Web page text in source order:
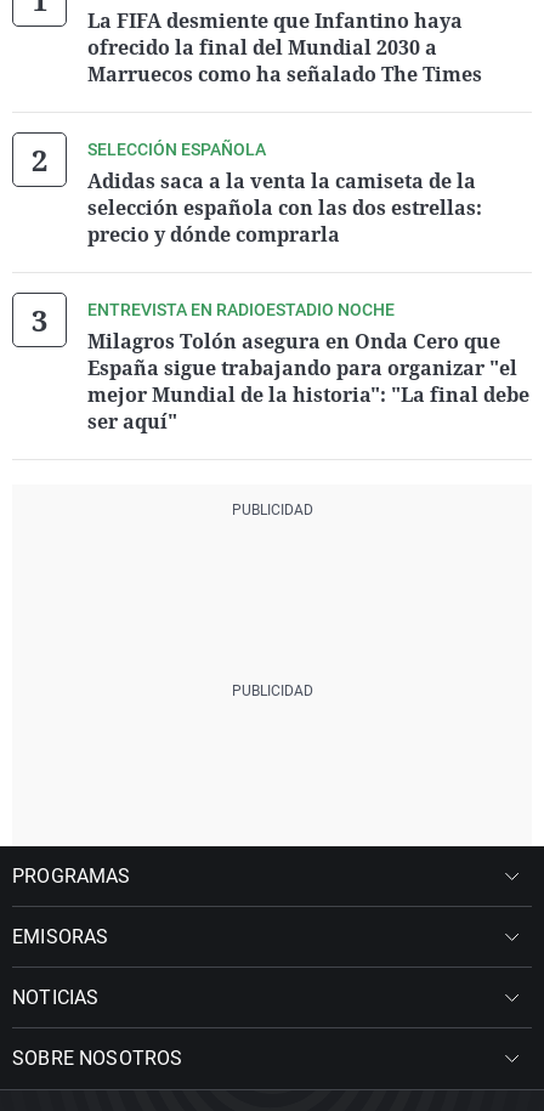
La FIFA desmiente que Infantino haya
ofrecido la final del Mundial 2030 a
Marruecos como ha señalado The Times
SELECCIÓN ESPAÑOLA
Adidas saca a la venta la camiseta de la
selección española con las dos estrellas:
precio y dónde comprarla
ENTREVISTA EN RADIOESTADIO NOCHE
Milagros Tolón asegura en Onda Cero que
España sigue trabajando para organizar "el
mejor Mundial de la historia": "La final debe
ser aquí"
PROGRAMAS
EMISORAS
NOTICIAS
SOBRE NOSOTROS